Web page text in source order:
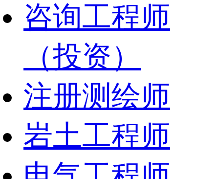
咨询工程师
（投资）
注册测绘师
岩土工程师